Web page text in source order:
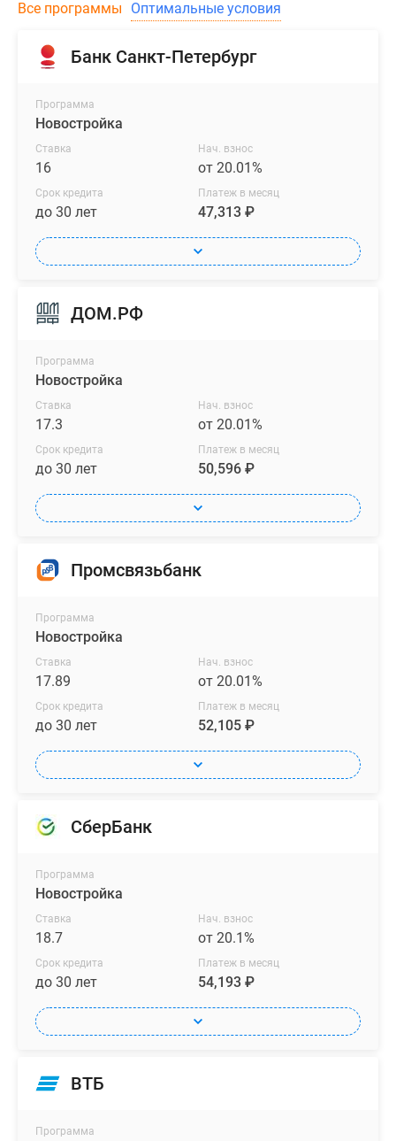
Все программы Оптимальные условия
Банк Санкт-Петербург
Программа
Новостройка
Ставка
16
Нач. взнос
от 20.01%
Срок кредита
до 30 лет
Платеж в месяц
47,313 ₽
ДОМ.РФ
Программа
Новостройка
Ставка
17.3
Нач. взнос
от 20.01%
Срок кредита
до 30 лет
Платеж в месяц
50,596 ₽
Промсвязьбанк
Программа
Новостройка
Ставка
17.89
Нач. взнос
от 20.01%
Срок кредита
до 30 лет
Платеж в месяц
52,105 ₽
СберБанк
Программа
Новостройка
Ставка
18.7
Нач. взнос
от 20.1%
Срок кредита
до 30 лет
Платеж в месяц
54,193 ₽
ВТБ
Программа